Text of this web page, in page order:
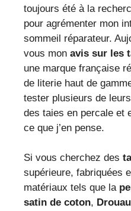
toujours été à la
pour agrémenter mon
sommeil réparateur.
vous mon avis sur les
une marque française
de literie haut de
tester plusieurs de
des taies en percale et
ce que j’en pense.
Si vous cherchez des
supérieure, fabriquées
matériaux tels que la
satin de coton,